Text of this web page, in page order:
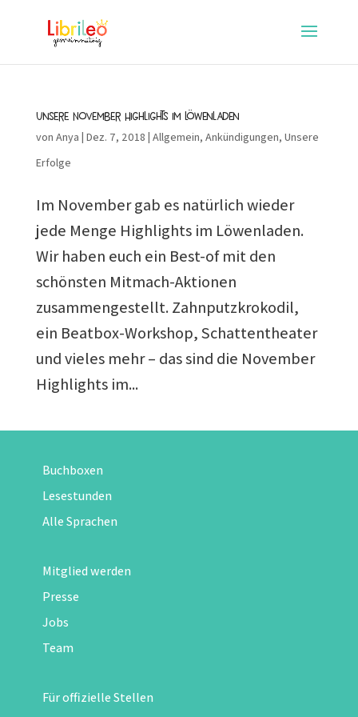
Unsere November Highlights im Löwenladen
von Anya | Dez. 7, 2018 | Allgemein, Ankündigungen, Unsere
Erfolge
Im November gab es natürlich wieder
jede Menge Highlights im Löwenladen.
Wir haben euch ein Best-of mit den
schönsten Mitmach-Aktionen
zusammengestellt. Zahnputzkrokodil,
ein Beatbox-Workshop, Schattentheater
und vieles mehr – das sind die November
Highlights im...
Buchboxen
Lesestunden
Alle Sprachen
Mitglied werden
Presse
Jobs
Team
Für offizielle Stellen